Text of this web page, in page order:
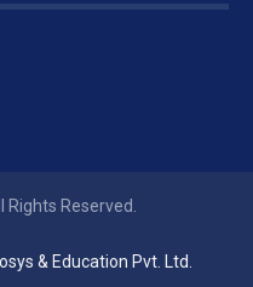
Rights Reserved.
& Education Pvt. Ltd.